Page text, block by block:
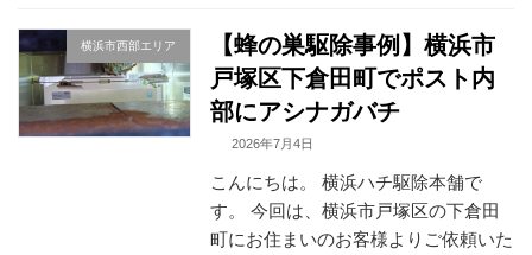
横浜市西部エリア
【蜂の巣駆除事例】横浜市
戸塚区下倉田町でポスト内
部にアシナガバチ
2026年7月4日
こんにちは。 横浜ハチ駆除本舗で
す。 今回は、横浜市戸塚区の下倉田
町にお住まいのお客様よりご依頼いた